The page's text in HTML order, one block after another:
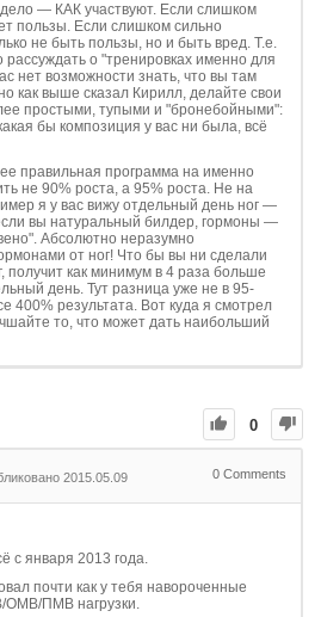
дело — КАК участвуют. Если слишком
пользы. Если слишком сильно
не быть пользы, но и быть вред. Т.е.
о "тренировках именно для
нет возможности знать, что вы там
как выше сказал Кирилл, делайте свои
простыми, тупыми и "бронебойными":
бы композиция у вас ни была, всё
правильная программа на именно
не 90% роста, а 95% роста. Не на
я у вас вижу отдельный день ног —
вы натуральный билдер, гормоны —
Абсолютно неразумно
от ног! Что бы вы ни сделали
получит как минимум в 4 раза больше
день. Тут разница уже не в 95-
400% результата. Вот куда я смотрел
то, что может дать наибольший
0
2015.05.09 0 Comments
с января 2013 года.
почти как у тебя навороченные
ОМВ/ПМВ нагрузки.